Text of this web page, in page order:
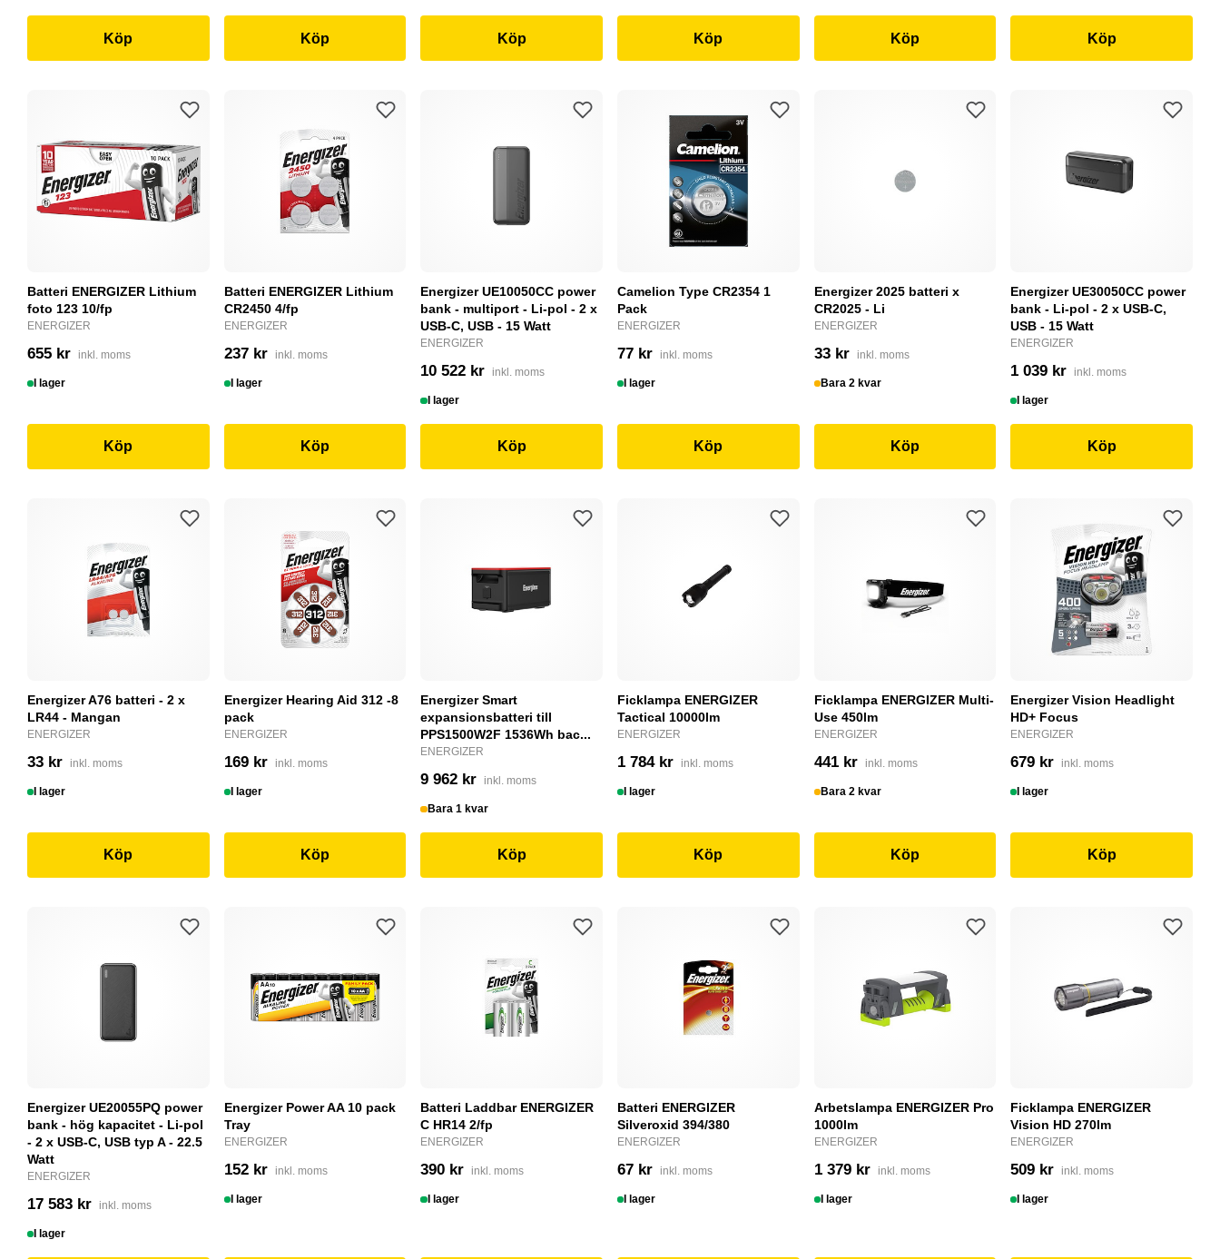
Köp Köp Köp Köp Köp Köp
Batteri ENERGIZER Lithium
foto 123 10/fp
ENERGIZER
655 kr inkl. moms
I lager
Köp
Batteri ENERGIZER Lithium
CR2450 4/fp
ENERGIZER
237 kr inkl. moms
I lager
Köp
Energizer UE10050CC power
bank - multiport - Li-pol - 2 x
USB-C, USB - 15 Watt
ENERGIZER
10 522 kr inkl. moms
I lager
Köp
Camelion Type CR2354 1
Pack
ENERGIZER
77 kr inkl. moms
I lager
Köp
Energizer 2025 batteri x
CR2025 - Li
ENERGIZER
33 kr inkl. moms
Bara 2 kvar
Köp
Energizer UE30050CC power
bank - Li-pol - 2 x USB-C,
USB - 15 Watt
ENERGIZER
1 039 kr inkl. moms
I lager
Köp
Energizer A76 batteri - 2 x
LR44 - Mangan
ENERGIZER
33 kr inkl. moms
I lager
Köp
Energizer Hearing Aid 312 -8
pack
ENERGIZER
169 kr inkl. moms
I lager
Köp
Energizer Smart
expansionsbatteri till
PPS1500W2F 1536Wh bac...
ENERGIZER
9 962 kr inkl. moms
Bara 1 kvar
Köp
Ficklampa ENERGIZER
Tactical 10000lm
ENERGIZER
1 784 kr inkl. moms
I lager
Köp
Ficklampa ENERGIZER Multi-
Use 450lm
ENERGIZER
441 kr inkl. moms
Bara 2 kvar
Köp
Energizer Vision Headlight
HD+ Focus
ENERGIZER
679 kr inkl. moms
I lager
Köp
Energizer UE20055PQ power
bank - hög kapacitet - Li-pol
- 2 x USB-C, USB typ A - 22.5
Watt
ENERGIZER
17 583 kr inkl. moms
I lager
Energizer Power AA 10 pack
Tray
ENERGIZER
152 kr inkl. moms
I lager
Batteri Laddbar ENERGIZER
C HR14 2/fp
ENERGIZER
390 kr inkl. moms
I lager
Batteri ENERGIZER
Silveroxid 394/380
ENERGIZER
67 kr inkl. moms
I lager
Arbetslampa ENERGIZER Pro
1000lm
ENERGIZER
1 379 kr inkl. moms
I lager
Ficklampa ENERGIZER
Vision HD 270lm
ENERGIZER
509 kr inkl. moms
I lager